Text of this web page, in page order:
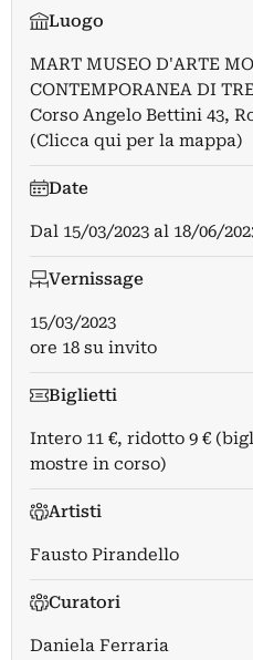
Luogo
MART MUSEO D'ARTE
CONTEMPORANEA DI
Corso Angelo Bettini 43,
(Clicca qui per la mappa)
Date
Dal 15/03/2023 al 18/06/
Vernissage
15/03/2023
ore 18 su invito
Biglietti
Intero 11 €, ridotto 9 €
mostre in corso)
Artisti
Fausto Pirandello
Curatori
Daniela Ferraria